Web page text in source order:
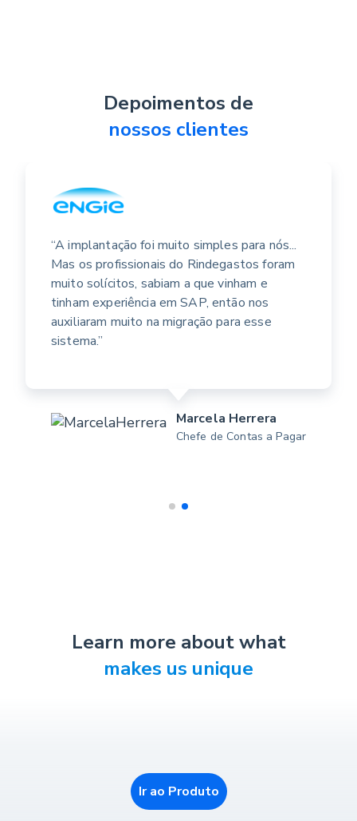
Depoimentos de
nossos clientes
“A implantação foi muito simples para nós...
Mas os profissionais do Rindegastos foram
muito solícitos, sabiam a que vinham e
tinham experiência em SAP, então nos
auxiliaram muito na migração para esse
sistema.”
Marcela Herrera
Chefe de Contas a Pagar
Learn more about what
makes us unique
Ir ao Produto